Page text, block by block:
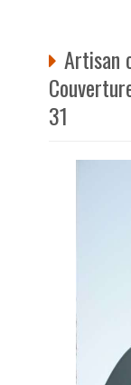
Artisan
31